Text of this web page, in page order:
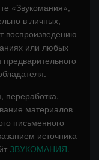
«Звукомания»,
в личных,
воспроизведению
или любых
переработка,
материалов
письменного
источника
ЗВУКОМАНИЯ.